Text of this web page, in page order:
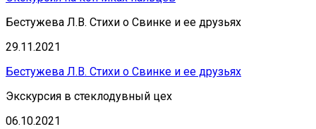
Бестужева Л.В. Стихи о Свинке и ее друзьях
29.11.2021
Бестужева Л.В. Стихи о Свинке и ее друзьях
Экскурсия в стеклодувный цех
06.10.2021